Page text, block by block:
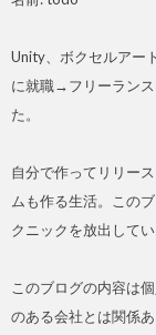
Unity、ボクセルアー
に就職→フリーラン
た。
自分で作ってリリー
ムも作る生活。この
クニックを放出してい
このブログの内容は
のある会社とは関係あ